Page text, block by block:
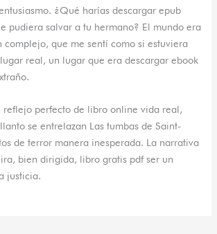
¿Qué harías descargar epub
pudiera salvar a tu hermano? El mundo era
complejo, que me sentí como si estuviera
real, un lugar que era descargar ebook
reflejo perfecto de libro online​ vida real,
se entrelazan Las tumbas de Saint-
de terror manera inesperada. La narrativa
bien dirigida, libro gratis pdf ser un
justicia.